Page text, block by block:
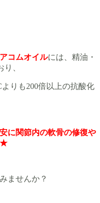
コムオイルには、精油・
、
りも200倍以上の抗酸化
に関節内の軟骨の修復や
★
ませんか？